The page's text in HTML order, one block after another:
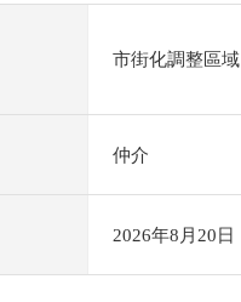
市街化調整區域
仲介
2026年8月20日